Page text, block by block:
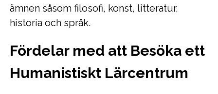
ämnen såsom filosofi, konst, litteratur,
historia och språk.
Fördelar med att Besöka ett
Humanistiskt Lärcentrum